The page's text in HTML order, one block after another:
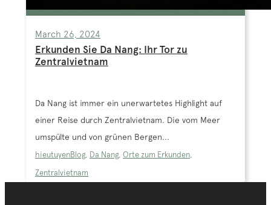
March 26, 2024
Erkunden Sie Da Nang: Ihr Tor zu
Zentralvietnam
Da Nang ist immer ein unerwartetes Highlight auf
einer Reise durch Zentralvietnam. Die vom Meer
umspülte und von grünen Bergen...
hieutuyenBlog, Da Nang, Orte zum Erkunden,
Zentralvietnam